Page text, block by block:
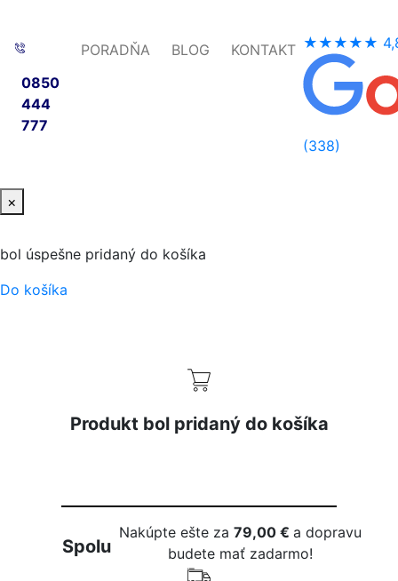
0850
444
777
PORADŇA BLOG KONTAKT ★★★★★
(338)
×
bol úspešne pridaný do košíka
Do košíka
Produkt bol pridaný do košíka
Spolu
Nakúpte ešte za79,00 €a dopravu
budete mať zadarmo!